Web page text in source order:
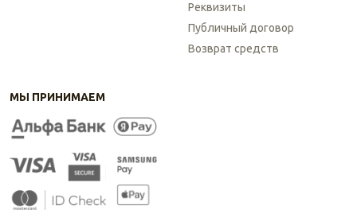
Реквизиты
Публичный договор
Возврат средств
МЫ ПРИНИМАЕМ